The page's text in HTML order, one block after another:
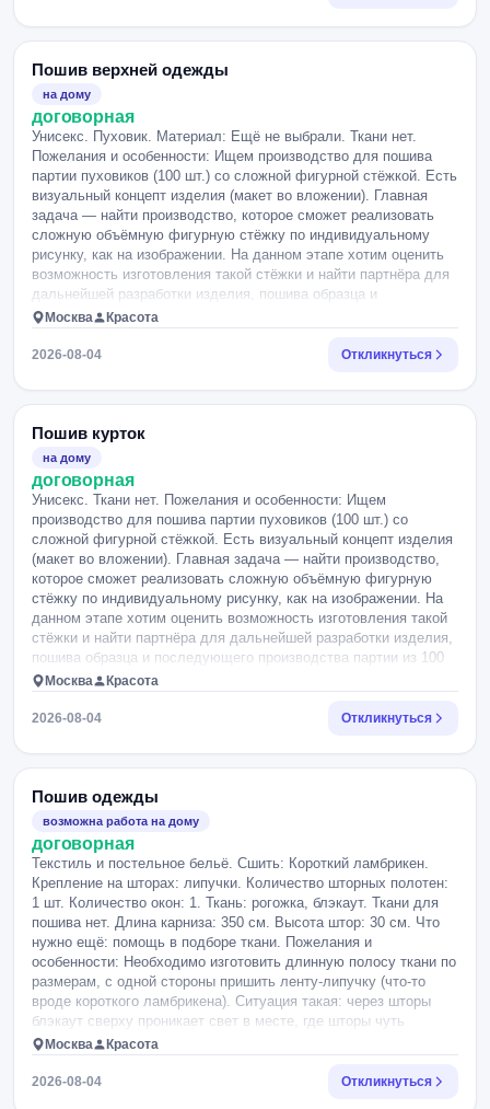
имеют опыт выполнения сложной фигурной стёжки; * могут
образец. Ткань, наполнитель и остальные детали изделия
планируем прорабатывать совместно с выбранным
Пошив верхней одежды
на дому
договорная
Унисекс. Пуховик. Материал: Ещё не выбрали. Ткани нет.
Пожелания и особенности: Ищем производство для пошива
партии пуховиков (100 шт.) со сложной фигурной стёжкой. Есть
визуальный концепт изделия (макет во вложении). Главная
задача — найти производство, которое сможет реализовать
сложную объёмную фигурную стёжку по индивидуальному
рисунку, как на изображении. На данном этапе хотим оценить
возможность изготовления такой стёжки и найти партнёра для
дальнейшей разработки изделия, пошива образца и
последующего производства партии из 100 изделий. Просим
откликаться производства, которые: * специализируются на
пошиве пуховиков или другой утеплённой верхней одежды; *
показать примеры похожих работ; * готовы изготовить тестовый
планируем прорабатывать совместно с выбранным
производством.
Москва Красота
2026-08-04 Откликнуться
Пошив курток
на дому
договорная
Унисекс. Ткани нет. Пожелания и особенности: Ищем
производство для пошива партии пуховиков (100 шт.) со
сложной фигурной стёжкой. Есть визуальный концепт изделия
(макет во вложении). Главная задача — найти производство,
которое сможет реализовать сложную объёмную фигурную
стёжку по индивидуальному рисунку, как на изображении. На
данном этапе хотим оценить возможность изготовления такой
стёжки и найти партнёра для дальнейшей разработки изделия,
пошива образца и последующего производства партии из 100
изделий. Просим откликаться производства, которые: *
специализируются на пошиве пуховиков или другой
утеплённой верхней одежды; * имеют опыт выполнения
работ; * готовы изготовить тестовый образец. Ткань,
прорабатывать совместно с выбранным производством.
Москва Красота
2026-08-04 Откликнуться
Пошив одежды
возможна работа на дому
договорная
Текстиль и постельное бельё. Сшить: Короткий ламбрикен.
Крепление на шторах: липучки. Количество шторных полотен:
1 шт. Количество окон: 1. Ткань: рогожка, блэкаут. Ткани для
пошива нет. Длина карниза: 350 см. Высота штор: 30 см. Что
нужно ещё: помощь в подборе ткани. Пожелания и
особенности: Необходимо изготовить длинную полосу ткани по
размерам, с одной стороны пришить ленту-липучку (что-то
вроде короткого ламбрикена). Ситуация такая: через шторы
блэкаут сверху проникает свет в месте, где шторы чуть
отходят от карниза. Нужно закрыть рогожкой этот участок. Он
будет держаться на липучке, которая будет приклеена к
потолку. Размеры: 353 см на 30см Чертеж есть в фото. На
Москва Красота
2026-08-04 Откликнуться